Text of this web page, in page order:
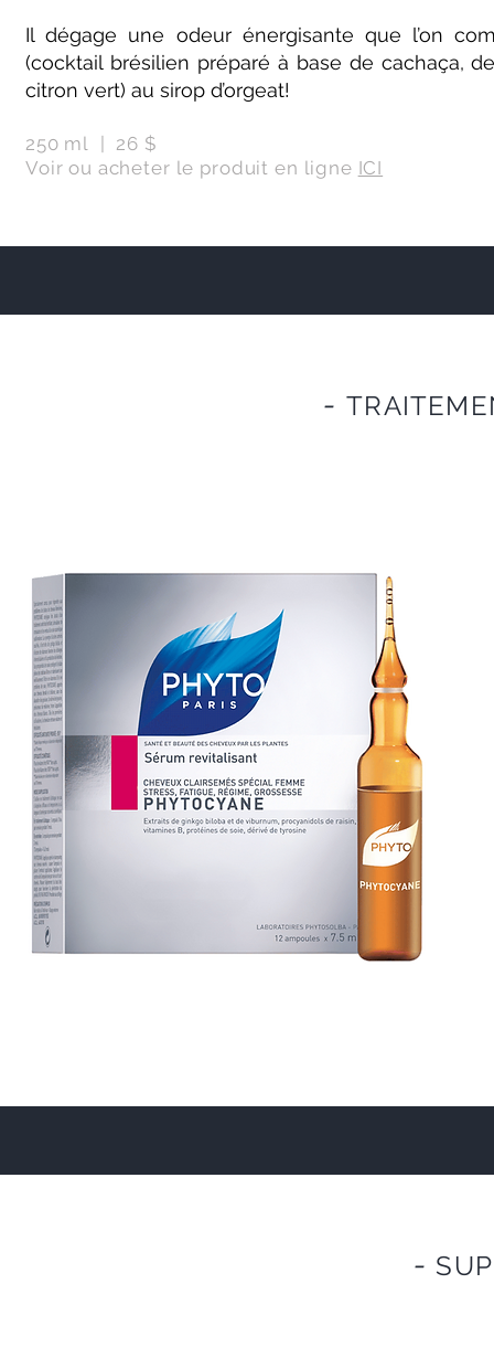
Il dégage une odeur énergisante que l’on
(cocktail brésilien préparé à base de cachaça,
citron vert) au sirop d’orgeat!
250 ml | 26 $
Voir ou acheter le produit en ligne ICI
-
-